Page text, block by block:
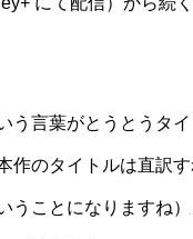
う言葉がとうとうタ
作のタイトルは直訳
うことになりますね